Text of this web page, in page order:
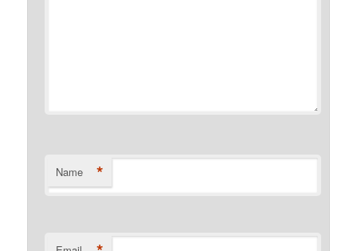
Name *